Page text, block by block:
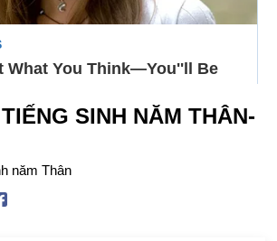
SINH NĂM THÂN-
năm Thân